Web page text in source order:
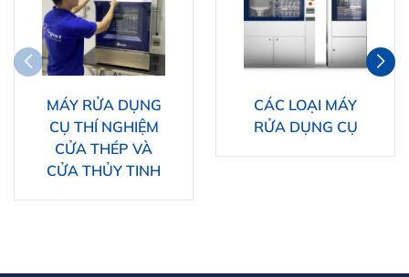
MÁY RỬA DỤNG
CỤ THÍ NGHIỆM
CỬA THÉP VÀ
CỬA THỦY TINH
CÁC LOẠI MÁY
RỬA DỤNG CỤ